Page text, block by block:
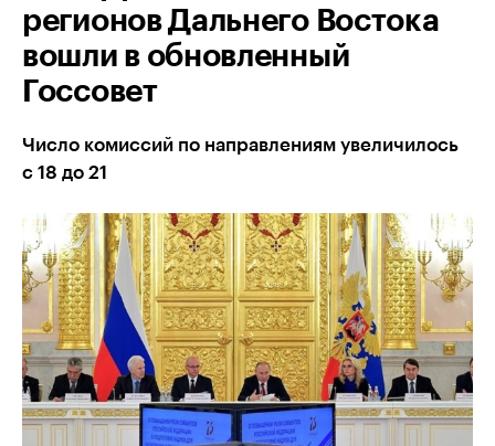
регионов Дальнего Востока
вошли в обновленный
Госсовет
Число комиссий по направлениям увеличилось
с 18 до 21